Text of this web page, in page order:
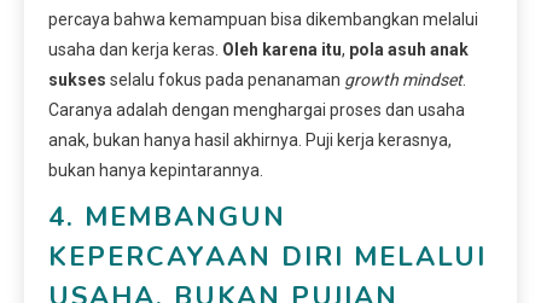
percaya bahwa kemampuan bisa dikembangkan melalui
usaha dan kerja keras. Oleh karena itu, pola asuh anak
sukses selalu fokus pada penanaman growth mindset.
Caranya adalah dengan menghargai proses dan usaha
anak, bukan hanya hasil akhirnya. Puji kerja kerasnya,
bukan hanya kepintarannya.
4. MEMBANGUN
KEPERCAYAAN DIRI MELALUI